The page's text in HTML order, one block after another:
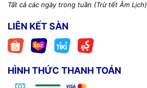
Tất cả các ngày trong tuần (Trừ tết Âm Lịch)
LIÊN KẾT SÀN
HÌNH THỨC THANH TOÁN